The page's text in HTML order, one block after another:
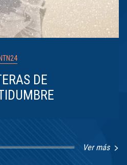
DE
Ver más